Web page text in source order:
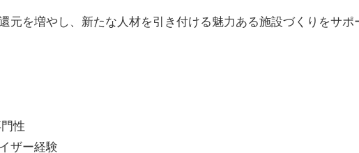
元を増やし、新たな人材を引き付ける魅力ある施設づくりをサポ
性
ザー経験